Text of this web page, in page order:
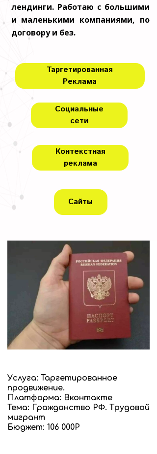
Таргетированная
Реклама
Сайты
Социальные
сети
Контекстная
реклама
лендинги. Работаю с большими
и маленькими компаниями, по
договору и без.
Услуга: Таргетированное
продвижение.
Платформа: Вконтакте
Тема: Гражданство РФ. Трудовой
мигрант
Бюджет: 106 000Р